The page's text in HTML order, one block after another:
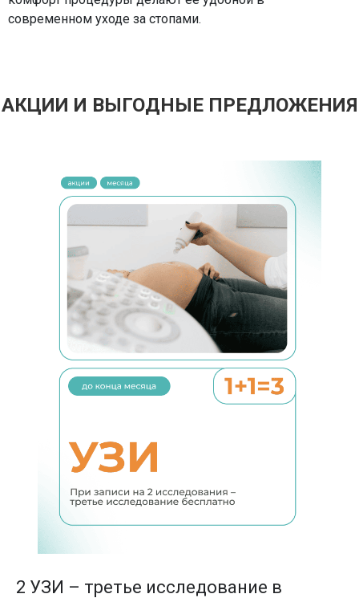
современном уходе за стопами.
АКЦИИ И ВЫГОДНЫЕ ПРЕДЛОЖЕНИЯ
2 УЗИ – третье исследование в